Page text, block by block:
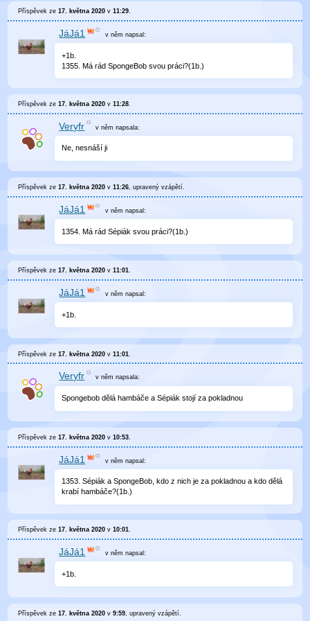
Příspěvek ze17. května 2020 v11:29.
JáJá1 v něm napsal:
+1b.
1355. Má rád SpongeBob svou práci?(1b.)
Příspěvek ze17. května 2020 v11:28
Veryfr v němnapsala:
Ne, nesnáší ji
Příspěvek ze17. května 2020 v11:26, upravenývzápětí.
JáJá1 v něm napsal:
1354. Má rád Sépiák svou práci?(1b.)
Příspěvek ze17. května 2020 v11:01.
JáJá1 v něm napsal:
+1b.
Příspěvek ze17. května 2020 v11:01
Veryfr v němnapsala:
Spongebob dělá hambáče a Sépiák stojí za pokladnou
Příspěvek ze17. května 2020 v10:53
JáJá1 v něm napsal:
1353. Sépiák a SpongeBob, kdo z nich je za pokladnou a kdo dělá
krabí hambáče?(1b.)
Příspěvek ze17. května 2020 v10:01.
JáJá1 v něm napsal:
+1b.
Příspěvek ze17. května 2020 v9:59 , upravenývzápětí